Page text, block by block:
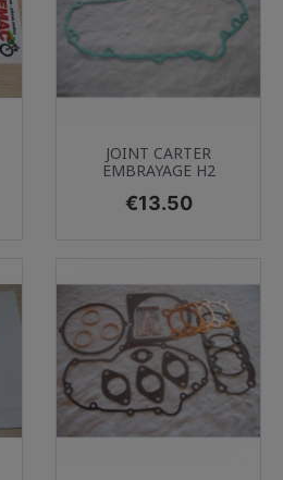
JOINT CARTER
EMBRAYAGE H2
Price
€13.50